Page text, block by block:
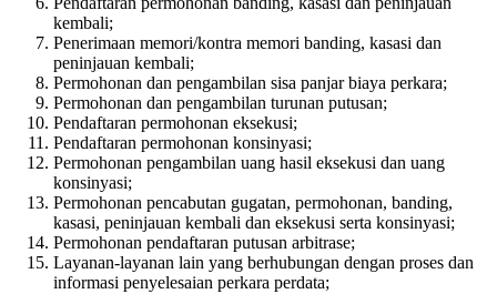
kembali;
Penerimaan memori/kontra memori banding, kasasi dan
peninjauan kembali;
Permohonan dan pengambilan sisa panjar biaya perkara;
Permohonan dan pengambilan turunan putusan;
Pendaftaran permohonan eksekusi;
Pendaftaran permohonan konsinyasi;
Permohonan pengambilan uang hasil eksekusi dan uang
konsinyasi;
Permohonan pencabutan gugatan, permohonan, banding,
kasasi, peninjauan kembali dan eksekusi serta konsinyasi;
Permohonan pendaftaran putusan arbitrase;
Layanan-layanan lain yang berhubungan dengan proses dan
informasi penyelesaian perkara perdata;